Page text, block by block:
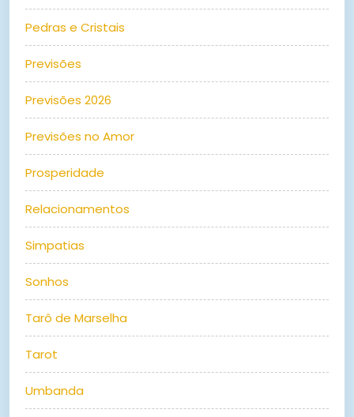
Pedras e Cristais
Previsões
Previsões 2026
Previsões no Amor
Prosperidade
Relacionamentos
Simpatias
Sonhos
Tarô de Marselha
Tarot
Umbanda